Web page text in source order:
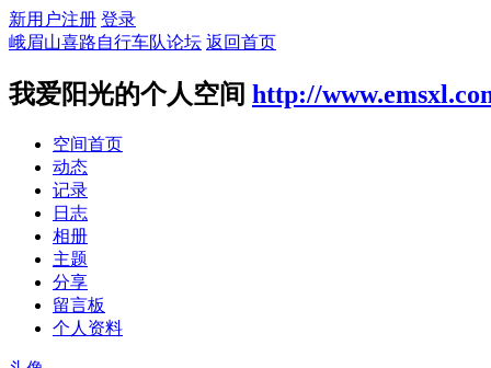
新用户注册 登录
峨眉山喜路自行车队论坛 返回首页
我爱阳光的个人空间 http://
空间首页
动态
记录
日志
相册
主题
分享
留言板
个人资料